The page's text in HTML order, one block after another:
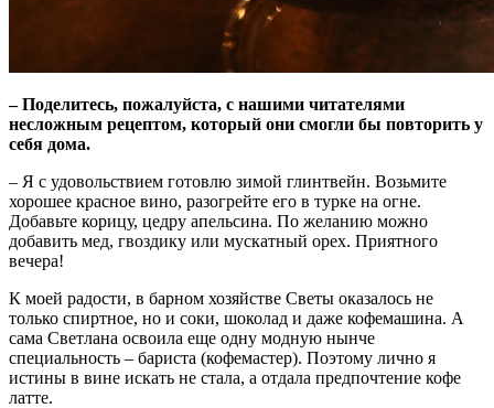
– Поделитесь, пожалуйста, с нашими читателями
несложным рецептом, который они смогли бы повторить у
себя дома.
– Я с удовольствием готовлю зимой глинтвейн. Возьмите
хорошее красное вино, разогрейте его в турке на огне.
Добавьте корицу, цедру апельсина. По желанию можно
добавить мед, гвоздику или мускатный орех. Приятного
вечера!
К моей радости, в барном хозяйстве Светы оказалось не
только спиртное, но и соки, шоколад и даже кофемашина. А
сама Светлана освоила еще одну модную нынче
специальность – бариста (кофемастер). Поэтому лично я
истины в вине искать не стала, а отдала предпочтение кофе
латте.